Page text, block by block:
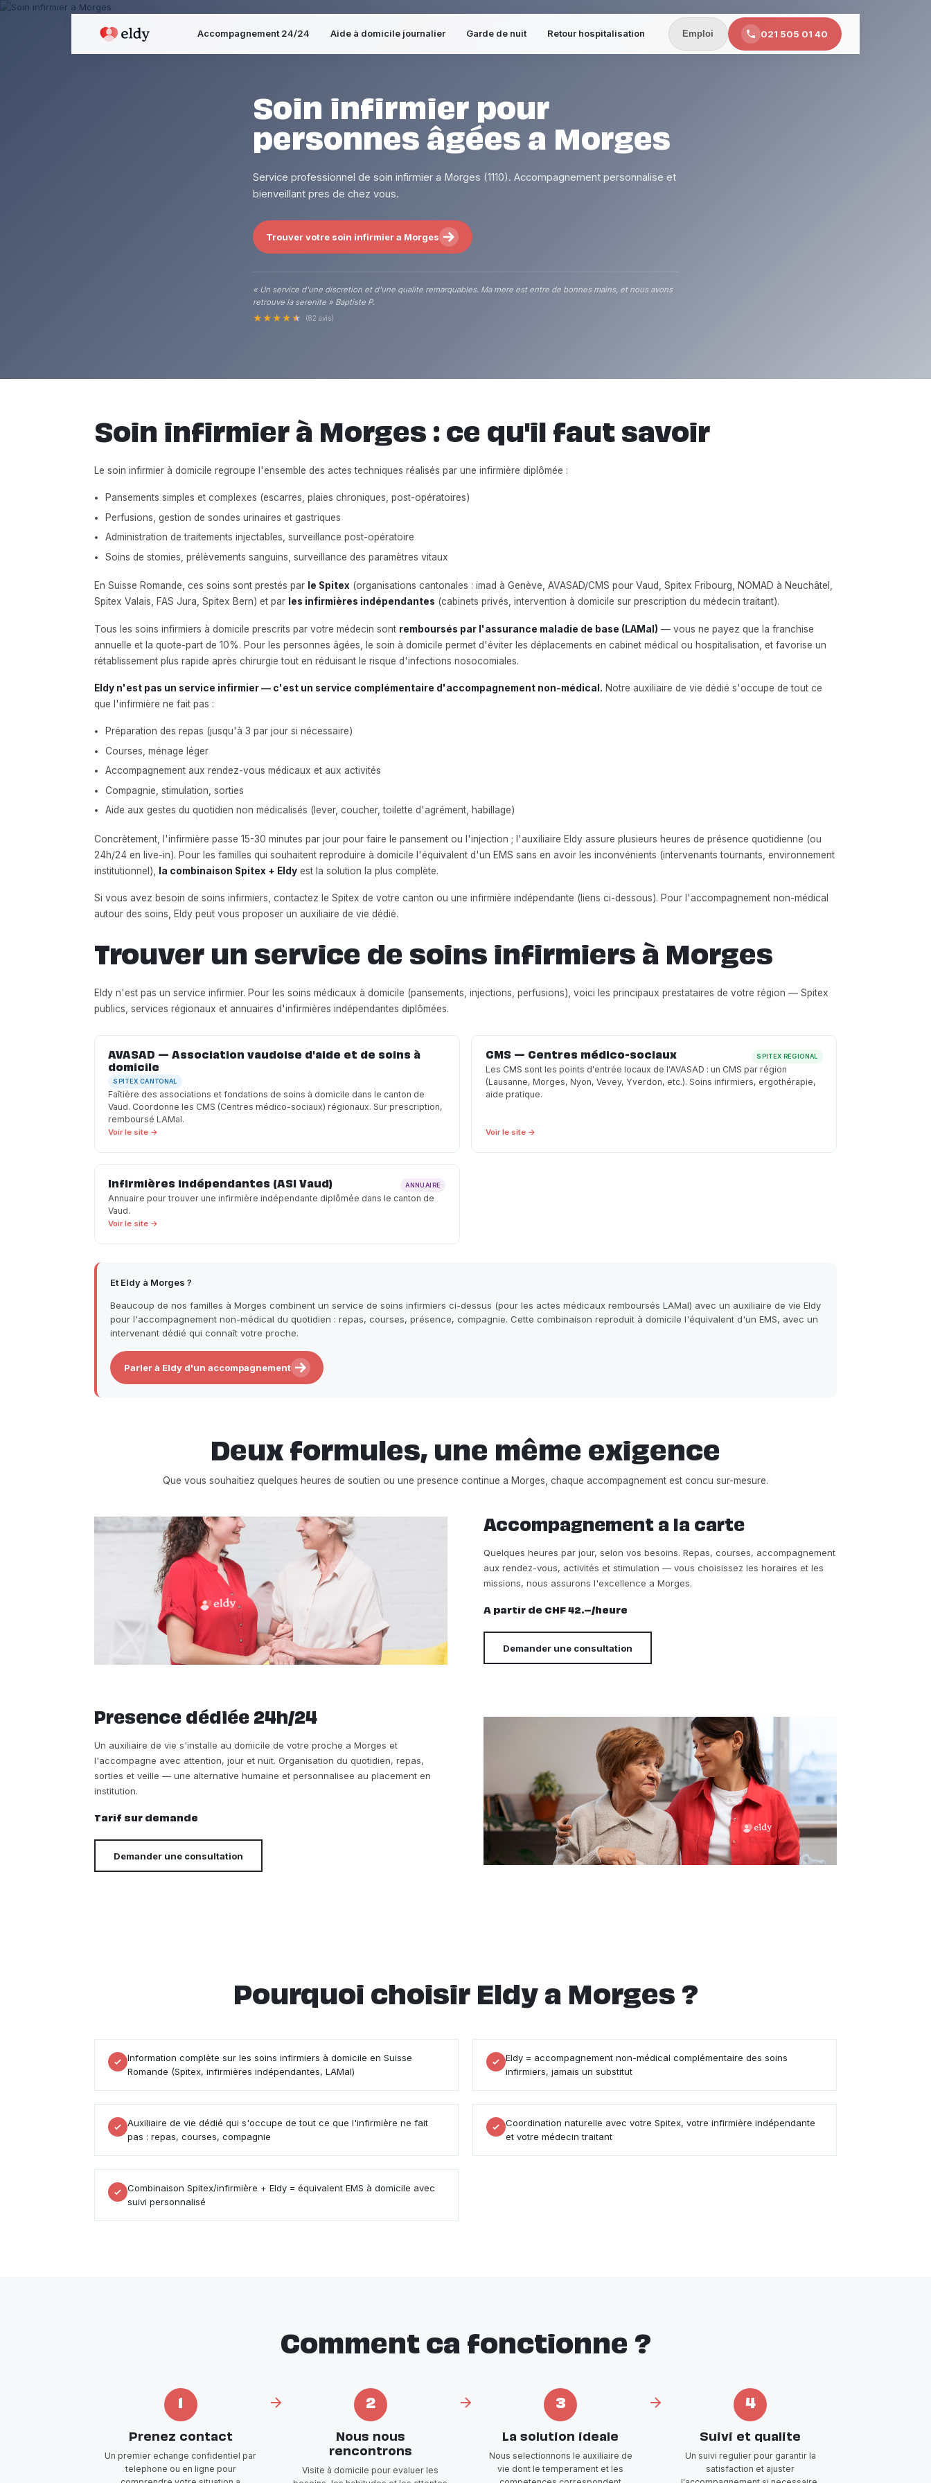
Accompagnement 24/24 Aide à domicile journalier Garde de nuit Retour hospitalisation Emploi 021 505 01 40
Soin infirmier pour
personnes âgées a Morges
Service professionnel de soin infirmier a Morges (1110). Accompagnement personnalise et
bienveillant pres de chez vous.
Trouver votre soin infirmier a Morges
« Un service d'une discretion et d'une qualite remarquables. Ma mere est entre de bonnes mains, et nous avons
retrouve la serenite » Baptiste P.
★★★★★ (82 avis)
Soin infirmier à Morges : ce qu'il faut savoir
Le soin infirmier à domicile regroupe l'ensemble des actes techniques réalisés par une infirmière diplômée :
Pansements simples et complexes (escarres, plaies chroniques, post-opératoires)
Perfusions, gestion de sondes urinaires et gastriques
Administration de traitements injectables, surveillance post-opératoire
Soins de stomies, prélèvements sanguins, surveillance des paramètres vitaux
En Suisse Romande, ces soins sont prestés par le Spitex(organisations cantonales : imad à Genève, AVASAD/CMS pour Vaud, Spitex Fribourg, NOMAD à Neuchâtel,
Spitex Valais, FAS Jura, Spitex Bern) et par les infirmières indépendantes (cabinets privés, intervention à domicile sur prescription du médecin traitant).
Tous les soins infirmiers à domicile prescrits par votre médecin sont remboursés par l'assurance maladie de base (LAMal) — vous ne payez que la franchise
annuelle et la quote-part de 10%. Pour les personnes âgées, le soin à domicile permet d'éviter les déplacements en cabinet médical ou hospitalisation, et favorise un
rétablissement plus rapide après chirurgie tout en réduisant le risque d'infections nosocomiales.
Eldy n'est pas un service infirmier — c'est un service complémentaire d'accompagnement non-médical. Notre auxiliaire de vie dédié s'occupe de tout ce
que l'infirmière ne fait pas :
Préparation des repas (jusqu'à 3 par jour si nécessaire)
Courses, ménage léger
Accompagnement aux rendez-vous médicaux et aux activités
Compagnie, stimulation, sorties
Aide aux gestes du quotidien non médicalisés (lever, coucher, toilette d'agrément, habillage)
Concrètement, l'infirmière passe 15-30 minutes par jour pour faire le pansement ou l'injection ; l'auxiliaire Eldy assure plusieurs heures de présence quotidienne (ou
24h/24 en live-in). Pour les familles qui souhaitent reproduire à domicile l'équivalent d'un EMS sans en avoir les inconvénients (intervenants tournants, environnement
institutionnel), la combinaison Spitex + Eldyest la solution la plus complète.
Si vous avez besoin de soins infirmiers, contactez le Spitex de votre canton ou une infirmière indépendante (liens ci-dessous). Pour l'accompagnement non-médical
autour des soins, Eldy peut vous proposer un auxiliaire de vie dédié.
Trouver un service de soins infirmiers à Morges
Eldy n'est pas un service infirmier. Pour les soins médicaux à domicile (pansements, injections, perfusions), voici les principaux prestataires de votre région — Spitex
publics, services régionaux et annuaires d'infirmières indépendantes diplômées.
AVASAD — Association vaudoise d'aide et de soins à
domicile
SPITEX CANTONAL
Faîtière des associations et fondations de soins à domicile dans le canton de
Vaud. Coordonne les CMS (Centres médico-sociaux) régionaux. Sur prescription,
remboursé LAMal.
Voir le site →
CMS — Centres médico-sociaux SPITEX RÉGIONAL
Les CMS sont les points d'entrée locaux de l'AVASAD : un CMS par région
(Lausanne, Morges, Nyon, Vevey, Yverdon, etc.). Soins infirmiers, ergothérapie,
aide pratique.
Voir le site →
Infirmières indépendantes (ASI Vaud) ANNUAIRE
Annuaire pour trouver une infirmière indépendante diplômée dans le canton de
Vaud.
Voir le site →
Et Eldy à Morges ?
Beaucoup de nos familles à Morges combinent un service de soins infirmiers ci-dessus (pour les actes médicaux remboursés LAMal) avec un auxiliaire de vie Eldy
pour l'accompagnement non-médical du quotidien : repas, courses, présence, compagnie. Cette combinaison reproduit à domicile l'équivalent d'un EMS, avec un
intervenant dédié qui connaît votre proche.
Parler à Eldy d'un accompagnement
Deux formules, une même exigence
Que vous souhaitiez quelques heures de soutien ou une presence continue a Morges, chaque accompagnement est concu sur-mesure.
Accompagnement a la carte
Quelques heures par jour, selon vos besoins. Repas, courses, accompagnement
aux rendez-vous, activités et stimulation — vous choisissez les horaires et les
missions, nous assurons l'excellence a Morges.
A partir de CHF 42.–/heure
Demander une consultation
Presence dédiée 24h/24
Un auxiliaire de vie s'installe au domicile de votre proche a Morges et
l'accompagne avec attention, jour et nuit. Organisation du quotidien, repas,
sorties et veille — une alternative humaine et personnalisee au placement en
institution.
Tarif sur demande
Demander une consultation
Pourquoi choisir Eldy a Morges ?
Information complète sur les soins infirmiers à domicile en Suisse
Romande (Spitex, infirmières indépendantes, LAMal)
Eldy = accompagnement non-médical complémentaire des soins
infirmiers, jamais un substitut
Auxiliaire de vie dédié qui s'occupe de tout ce que l'infirmière ne fait
pas : repas, courses, compagnie
Coordination naturelle avec votre Spitex, votre infirmière indépendante
et votre médecin traitant
Combinaison Spitex/infirmière + Eldy = équivalent EMS à domicile avec
suivi personnalisé
Comment ca fonctionne ?
Prenez contact
Un premier echange confidentiel par
telephone ou en ligne pour
2
Nous nous
rencontrons
Visite à domicile pour evaluer les
3
La solution ideale
Nous selectionnons le auxiliaire de
vie dont le temperament et les
4
Suivi et qualite
Un suivi regulier pour garantir la
satisfaction et ajuster